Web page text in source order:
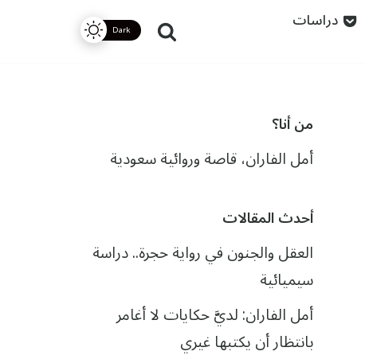
دراسات
من أنا؟
أمل الفاران، قاصة وروائية سعودية
أحدث المقالات
العقل والجنون في رواية حجرة.. دراسة
سيميائية
أمل الفاران: لديَّ حكايات لا أغامر
بانتظار أن يكتبها غيري